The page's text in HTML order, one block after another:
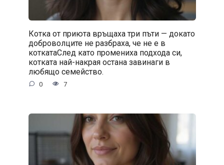
Котка от приюта връщаха три пъти — докато
доброволците не разбраха, че не е в
коткатаСлед като промениха подхода си,
котката най-накрая остана завинаги в
любящо семейство.
0 7